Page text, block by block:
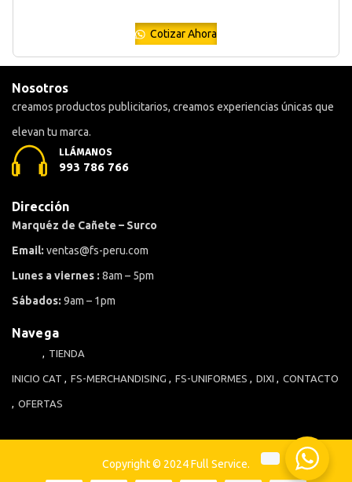
Cotizar Ahora
Nosotros
creamos productos publicitarios, creamos experiencias únicas que
elevan tu marca.
LLÁMANOS
993 786 766
Dirección
Marquéz de Cañete – Surco
Email: ventas@fs-peru.com
Lunes a viernes : 8am – 5pm
Sábados: 9am – 1pm
Navega
INICIO
TIENDA
CAT FS-MERCHANDISING FS-UNIFORMES DIXI CONTACTO
OFERTAS
Copyright © 2024 Full Service.